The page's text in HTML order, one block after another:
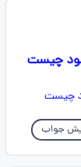
چیست
جواب